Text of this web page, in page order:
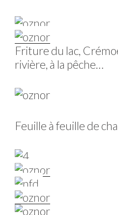
Friture du lac,
rivière, à la pêche…
Feuille à feuille de